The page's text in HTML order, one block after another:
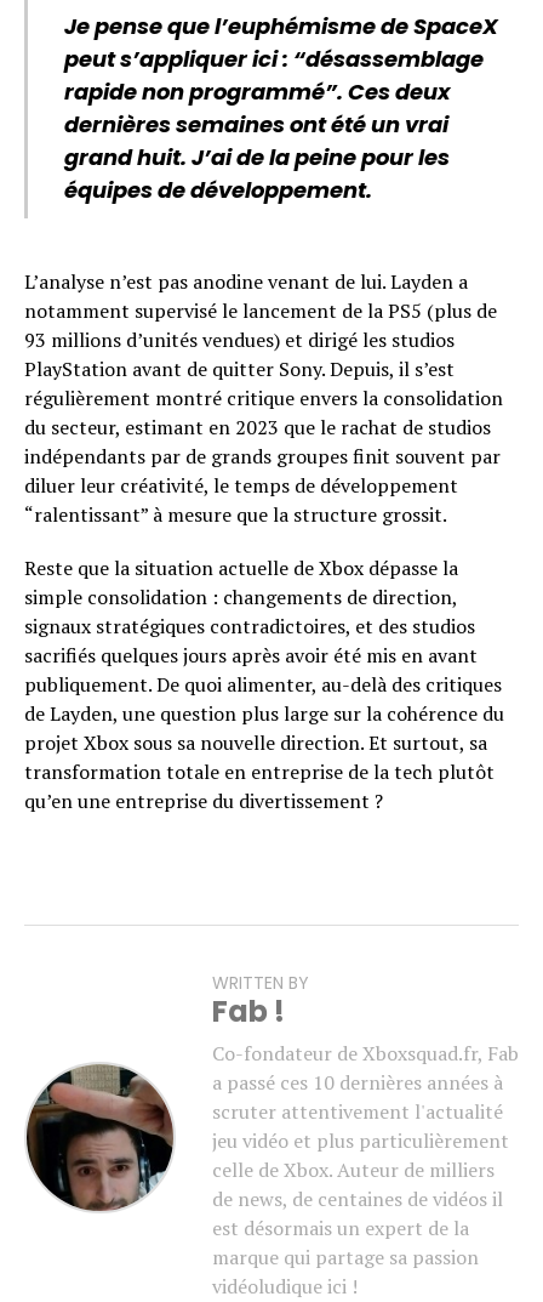
Je pense que l’euphémisme de SpaceX
peut s’appliquer ici : “désassemblage
rapide non programmé”. Ces deux
dernières semaines ont été un vrai
grand huit. J’ai de la peine pour les
équipes de développement.
L’analyse n’est pas anodine venant de lui. Layden a
notamment supervisé le lancement de la PS5 (plus de
93 millions d’unités vendues) et dirigé les studios
PlayStation avant de quitter Sony. Depuis, il s’est
régulièrement montré critique envers la consolidation
du secteur, estimant en 2023 que le rachat de studios
indépendants par de grands groupes finit souvent par
diluer leur créativité, le temps de développement
“ralentissant” à mesure que la structure grossit.
Reste que la situation actuelle de Xbox dépasse la
simple consolidation : changements de direction,
signaux stratégiques contradictoires, et des studios
sacrifiés quelques jours après avoir été mis en avant
publiquement. De quoi alimenter, au-delà des critiques
de Layden, une question plus large sur la cohérence du
projet Xbox sous sa nouvelle direction. Et surtout, sa
transformation totale en entreprise de la tech plutôt
qu’en une entreprise du divertissement ?
WRITTEN BY
Fab !
Co-fondateur de Xboxsquad.fr, Fab
a passé ces 10 dernières années à
scruter attentivement l'actualité
jeu vidéo et plus particulièrement
celle de Xbox. Auteur de milliers
de news, de centaines de vidéos il
est désormais un expert de la
marque qui partage sa passion
vidéoludique ici !